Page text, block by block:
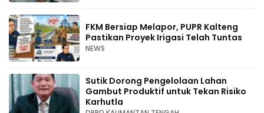
FKM Bersiap Melapor, PUPR Kalteng
Pastikan Proyek Irigasi Telah Tuntas
NEWS
Sutik Dorong Pengelolaan Lahan
Gambut Produktif untuk Tekan Risiko
Karhutla